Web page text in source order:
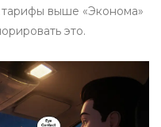
тарифы выше «Эконома»
это.